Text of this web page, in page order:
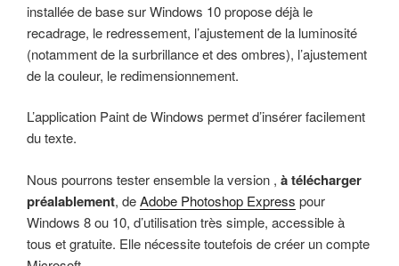
installée de base sur Windows 10 propose déjà le
recadrage, le redressement, l’ajustement de la luminosité
(notamment de la surbrillance et des ombres), l’ajustement
de la couleur, le redimensionnement.
L’application Paint de Windows permet d’insérer facilement
du texte.
Nous pourrons tester ensemble la version , à télécharger
préalablement, deAdobe Photoshop Express pour
Windows 8 ou 10, d’utilisation très simple, accessible à
tous et gratuite. Elle nécessite toutefois de créer un compte